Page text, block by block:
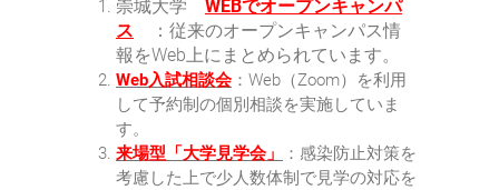
崇城大学 WEBでオープンキャンパ
ス ：従来のオープンキャンパス情
報をWeb上にまとめられています。
Web入試相談会：Web（Zoom）を利用
して予約制の個別相談を実施していま
す。
来場型「大学見学会」
：感染防止対策を
考慮した上で少人数体制で見学の対応を